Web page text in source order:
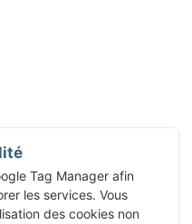
Tag Manager afin
les services. Vous
des cookies non